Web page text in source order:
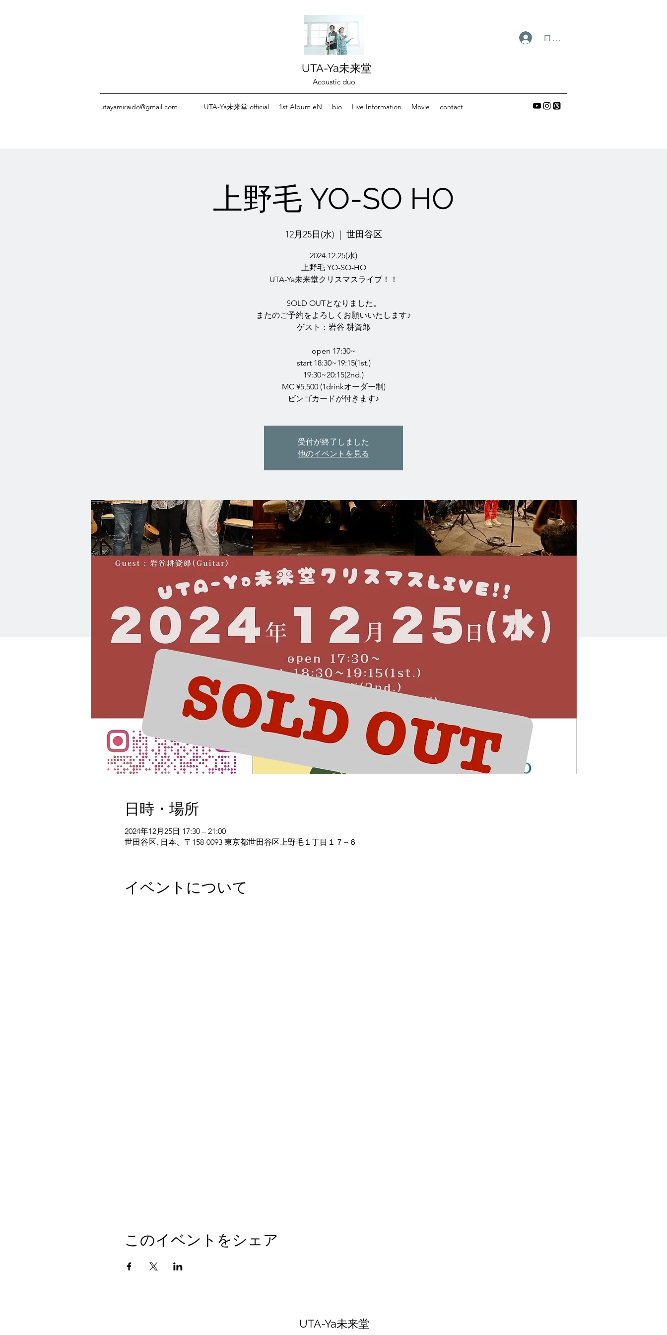
UTA-Ya未来堂
Acoustic duo
ログイン
utayamiraido@gmail.com UTA-Ya未来堂 official 1st Album eN bio Live Information Movie contact
上野毛 YO-SO HO
12月25日(水) 世田谷区
2024.12.25(水)
上野毛 YO-SO-HO
UTA-Ya未来堂クリスマスライブ！！
SOLD OUTとなりました。
またのご予約をよろしくお願いいたします♪
ゲスト：岩谷 耕資郎
open 17:30~
start 18:30~19:15(1st.)
19:30~20:15(2nd.)
MC ¥5,500 (1drinkオーダー制)
ビンゴカードが付きます♪
受付が終了しました
他のイベントを見る
日時・場所
2024年12月25日 17:30 – 21:00
世田谷区, 日本、〒158-0093 東京都世田谷区上野毛１丁目１７−６
イベントについて
このイベントをシェア
UTA-Ya未来堂